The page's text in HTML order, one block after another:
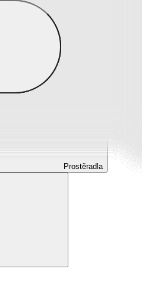
Prostěradla